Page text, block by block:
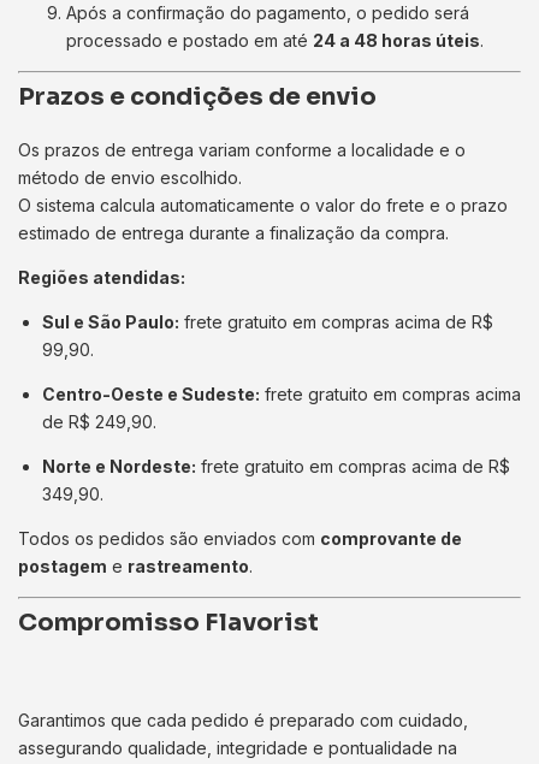
Após a confirmação do pagamento, o pedido será
processado e postado em até 24 a 48 horas úteis.
Prazos e condições de envio
Os prazos de entrega variam conforme a localidade e o
método de envio escolhido.
O sistema calcula automaticamente o valor do frete e o prazo
estimado de entrega durante a finalização da compra.
Regiões atendidas:
Sul e São Paulo: frete gratuito em compras acima de R$
99,90.
Centro-Oeste e Sudeste: frete gratuito em compras acima
de R$ 249,90.
Norte e Nordeste: frete gratuito em compras acima de R$
349,90.
Todos os pedidos são enviados com comprovante de
postagem e rastreamento.
Compromisso Flavorist
Garantimos que cada pedido é preparado com cuidado,
assegurando qualidade, integridade e pontualidade na